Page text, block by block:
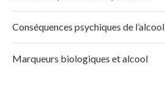
Conséquences psychiques de l’alcool
Marqueurs biologiques et alcool